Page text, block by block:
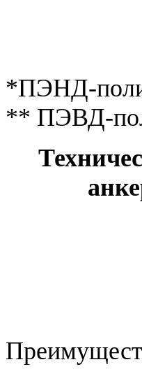
*ПЭНД-
** ПЭВД-